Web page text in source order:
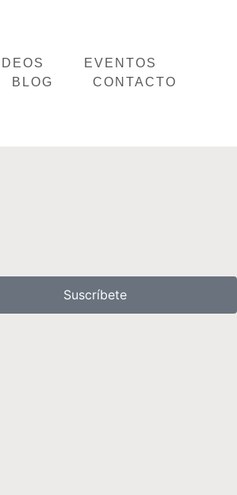
EVENTOS
BLOG
CONTACTO
Suscríbete